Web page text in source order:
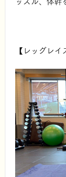
【レッグレイ